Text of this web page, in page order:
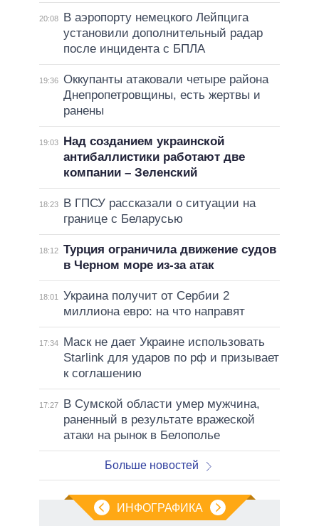
20:08
В аэропорту немецкого Лейпцига
установили дополнительный радар
после инцидента с БПЛА
19:36 Оккупанты атаковали четыре района
Днепропетровщины, есть жертвы и
ранены
19:03
Над созданием украинской
антибаллистики работают две
компании – Зеленский
18:23
В ГПСУ рассказали о ситуации на
границе с Беларусью
18:12 Турция ограничила движение судов
в Черном море из-за атак
18:01
Украина получит от Сербии 2
миллиона евро: на что направят
17:34
Маск не дает Украине использовать
Starlink для ударов по рф и призывает
к соглашению
17:27
В Сумской области умер мужчина,
раненный в результате вражеской
атаки на рынок в Белополье
Больше новостей
ИНФОГРАФИКА